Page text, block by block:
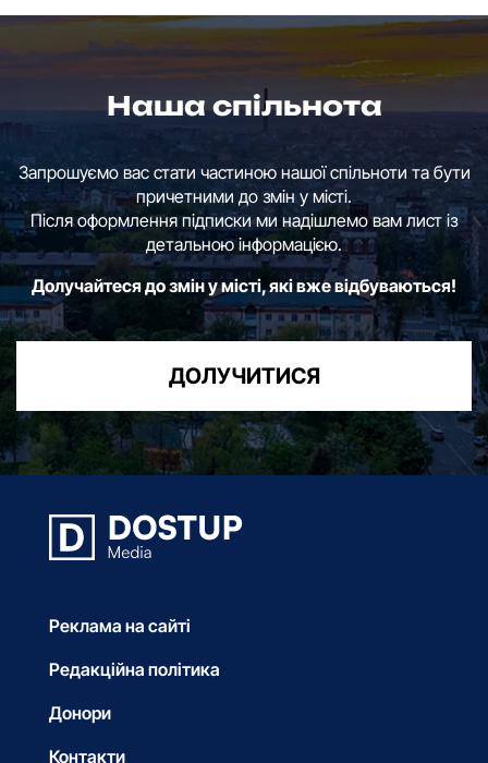
Наша спільнота
Запрошуємо вас стати частиною нашої спільноти та бути
причетними до змін у місті.
Після оформлення підписки ми надішлемо вам лист із
детальною інформацією.
Долучайтеся до змін у місті, які вже відбуваються!
ДОЛУЧИТИСЯ
Реклама на сайті
Редакційна політика
Донори
Контакти